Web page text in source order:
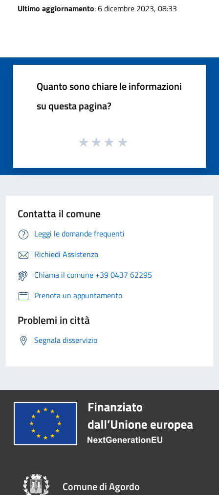
Ultimo aggiornamento: 6 dicembre 2023, 08:33
Quanto sono chiare le informazioni
su questa pagina?
Contatta il comune
Leggi le domande frequenti
Richiedi Assistenza
Chiama il comune +39 0437 62295
Prenota un appuntamento
Problemi in città
Segnala disservizio
Comune di Agordo